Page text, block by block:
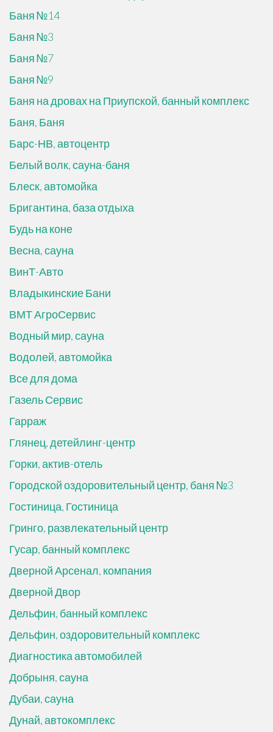
Баня №14
Баня №3
Баня №7
Баня №9
Баня на дровах на Приупской, банный комплекс
Баня, Баня
Барс-НВ, автоцентр
Белый волк, сауна-баня
Блеск, автомойка
Бригантина, база отдыха
Будь на коне
Весна, сауна
ВинТ-Авто
Владыкинские Бани
ВМТ АгроСервис
Водный мир, сауна
Водолей, автомойка
Все для дома
Газель Сервис
Гарраж
Глянец, детейлинг-центр
Горки, актив-отель
Городской оздоровительный центр, баня №3
Гостиница, Гостиница
Гринго, развлекательный центр
Гусар, банный комплекс
Дверной Арсенал, компания
Дверной Двор
Дельфин, банный комплекс
Дельфин, оздоровительный комплекс
Диагностика автомобилей
Добрыня, сауна
Дубаи, сауна
Дунай, автокомплекс